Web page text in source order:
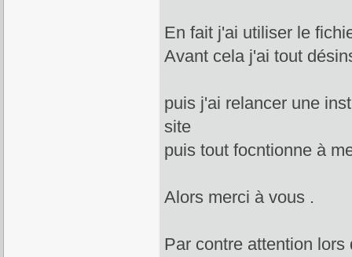
En fait j'ai utiliser le
Avant cela j'ai tout
puis j'ai relancer une
site
puis tout focntionne à
Alors merci à vous .
Par contre attention